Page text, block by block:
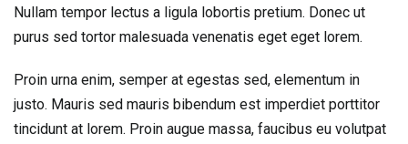
Nullam tempor lectus a ligula lobortis pretium. Donec ut
purus sed tortor malesuada venenatis eget eget lorem.
Proin urna enim, semper at egestas sed, elementum in
justo. Mauris sed mauris bibendum est imperdiet porttitor
tincidunt at lorem. Proin augue massa, faucibus eu volutpat